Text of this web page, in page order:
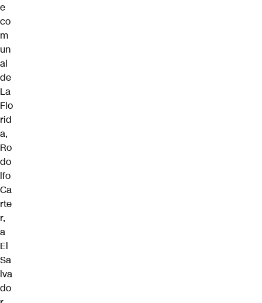
e
co
m
un
al
de
La
Flo
rid
a,
Ro
do
lfo
Ca
rte
r,
a
El
Sa
lva
do